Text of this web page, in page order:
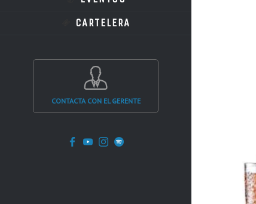
CARTELERA
CONTACTA CON EL GERENTE
Facebook
YouTube
Instagram
Spotify